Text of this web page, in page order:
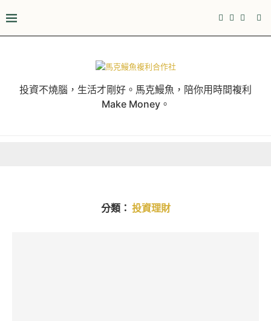
投資不燒腦，生活才剛好。馬克鰻魚，陪你用時間複利
Make Money。
分類： 投資理財